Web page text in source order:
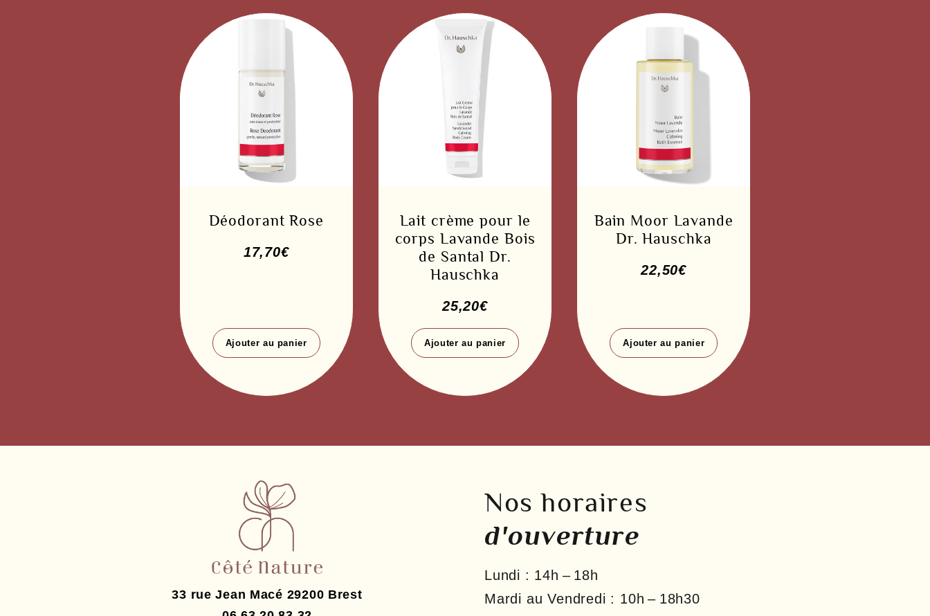
Déodorant Rose
17,70€
Ajouter au panier
Lait crème pour le
corps Lavande Bois
de Santal Dr.
Hauschka
25,20€
Ajouter au panier
Bain Moor Lavande
Dr. Hauschka
22,50€
Ajouter au panier
33 rue Jean Macé 29200 Brest
Nos horaires
d'ouverture
Lundi : 14h – 18h
Mardi au Vendredi : 10h – 18h30